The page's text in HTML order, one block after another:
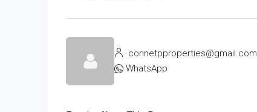
connetpproperties@gmail.com
WhatsApp